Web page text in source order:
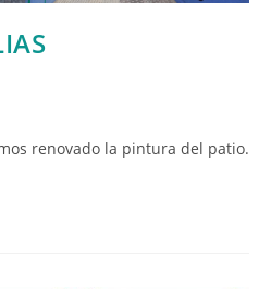
renovado la pintura del patio.